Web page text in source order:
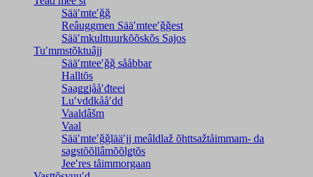
Sääʹmteʹǧǧ
Reâuggmen Sääʹmteeʹǧǧest
Sääʹmkulttuurkõõskõs Sajos
Tuʹmmstõktuâjj
Sääʹmteeʹǧǧ sååbbar
Halltõs
Saaǥǥjååʹđteei
Luʹvddkååʹdd
Vaaldâšm
Vaal
Sääʹmteʹǧǧlääʹjj meâldlaž õhttsažtåimmam- da
saǥstõõllâmõõlǥtõs
Jeeʹres tåimmorgaan